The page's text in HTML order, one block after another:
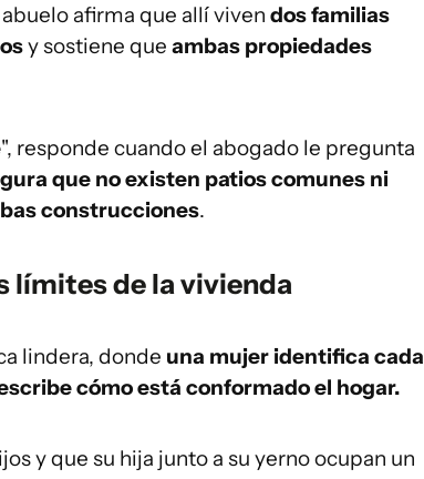
afirma que allí viven dos familias
y sostiene que ambas propiedades
", responde cuando el abogado le pregunta
que no existen patios comunes ni
construcciones.
límites de la vivienda
lindera, donde una mujer identifica cada
cómo está conformado el hogar.
y que su hija junto a su yerno ocupan un